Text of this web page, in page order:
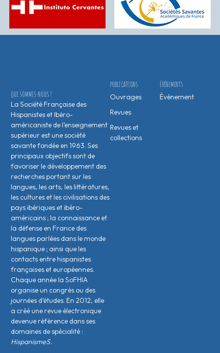
ÉVÉNEMENTS
Évènement
PUBLICATIONS
Ouvrages
Revues
Revues et
collections
QUI SOMMES-NOUS ?
La Société Française des
Hispanistes et Ibéro-
américaniste de l’enseignement
supérieur est une société
savante fondée en 1963. Ses
principaux objectifs sont de
favoriser le développement des
recherches portant sur les
langues, les arts, les littératures,
les cultures et les civilisations des
pays ibériques et ibéro-
américains ; la connaissance et
la défense en France des
langues parlées dans le monde
hispanique ; ainsi que les
contacts entre hispanistes
français·es et européen·nes.
Chaque année la SoFHIA
organise un congrès ou des
journées d’études. En 2012, elle
a créé une revue électronique
devenue référence dans ses
domaines de spécialité :
HispanismeS.